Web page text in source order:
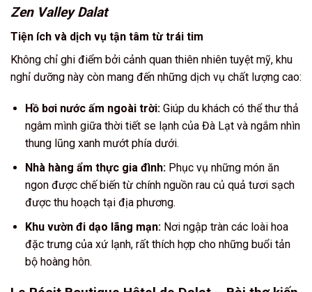
Zen Valley Dalat
Tiện ích và dịch vụ tận tâm từ trái tim
Không chỉ ghi điểm bởi cảnh quan thiên nhiên tuyệt mỹ, khu
nghỉ dưỡng này còn mang đến những dịch vụ chất lượng cao:
Hồ bơi nước ấm ngoài trời:Giúp du khách có thể thư thả
ngâm mình giữa thời tiết se lạnh của Đà Lạt và ngắm nhìn
thung lũng xanh mướt phía dưới.
Nhà hàng ẩm thực gia đình:Phục vụ những món ăn
ngon được chế biến từ chính nguồn rau củ quả tươi sạch
được thu hoạch tại địa phương.
Khu vườn đi dạo lãng mạn:Nơi ngập tràn các loài hoa
đặc trưng của xứ lạnh, rất thích hợp cho những buổi tản
bộ hoàng hôn.